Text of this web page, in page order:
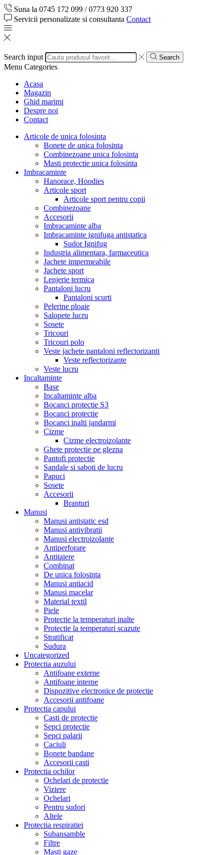
Suna la 0745 172 099 / 0773 920 337
Servicii personalizate si consultanta Contact
Search input Search
Menu Categories
Acasa
Magazin
Ghid marimi
Despre noi
Contact
Articole de unica folosinta
Bonete de unica folosinta
Combinezoane unica folosinta
Masti protectie unica folosinta
Imbracaminte
Hanorace, Hoodies
Articole sport
Articole sport pentru copii
Combinezoane
Accesorii
Imbracaminte alba
Imbracaminte ignifuga antistatica
Sudor Ignifug
Industria alimentara, farmaceutica
Jachete impermeabile
Jachete sport
Lenjerie termica
Pantaloni lucru
Pantaloni scurti
Pelerine ploaie
Salopete lucru
Sosete
Tricouri
Tricouri polo
Veste jachete pantaloni reflectorizanti
Veste reflectorizante
Veste lucru
Incaltaminte
Base
Incaltaminte alba
Bocanci protectie S3
Bocanci protectie
Bocanci inalti jandarmi
Cizme
Cizme electroizolante
Ghete protectie pe glezna
Pantofi protectie
Sandale si saboti de lucru
Papuci
Sosete
Accesorii
Branturi
Manusi
Manusi antistatic esd
Manusi antivibratii
Manusi electroizolante
Antiperforare
Antitaiere
Combinat
De unica folosinta
Manusi antiacid
Manusi macelar
Material textil
Piele
Protectie la temperaturi inalte
Protectie la temperaturi scazute
Stratificat
Sudura
Uncategorized
Protectia auzului
Antifoane externe
Antifoane interne
Dispozitive electronice de protectie
Accesorii antifoane
Protectia capului
Casti de protectie
Sepci protectie
Sepci palarii
Caciuli
Bonete bandane
Accesorii casti
Protectia ochilor
Ochelari de protectie
Viziere
Ochelari
Pentru sudori
Altele
Protectia respiratiei
Subansamble
Filtre
Masti gaze